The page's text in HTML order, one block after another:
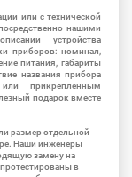
или с технической
нашими
устройства
приборов: номинал,
питания, габариты
названия прибора
прикрепленным
подарок вместе
размер отдельной
Наши инженеры
замену на
в